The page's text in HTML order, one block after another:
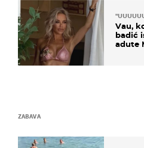
Vau,
badić
adute
ZABAVA